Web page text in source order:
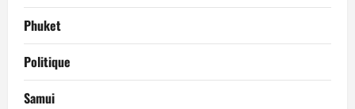
Phuket
Politique
Samui